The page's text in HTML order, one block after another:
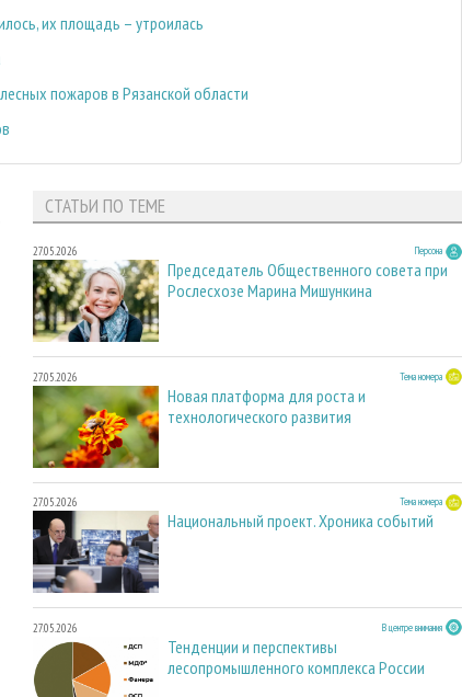
их площадь – утроилась
пожаров в Рязанской области
СТАТЬИ ПО ТЕМЕ
27.05.2026 Персона
Председатель Общественного совета при
Рослесхозе Марина Мишункина
27.05.2026 Тема номера
Новая платформа для роста и
технологического развития
27.05.2026 Тема номера
Национальный проект. Хроника событий
27.05.2026 В центре внимания
Тенденции и перспективы
лесопромышленного комплекса России